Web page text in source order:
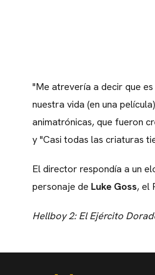
"Me atrevería a decir que
nuestra vida (en una
animatrónicas, que fueron
y "Casi todas las criaturas
El director respondía a un
personaje de Luke Goss, el
Hellboy 2: El Ejército